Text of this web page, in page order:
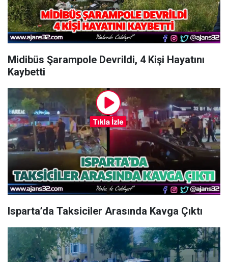
Midibüs Şarampole Devrildi, 4 Kişi Hayatını
Kaybetti
Isparta’da Taksiciler Arasında Kavga Çıktı